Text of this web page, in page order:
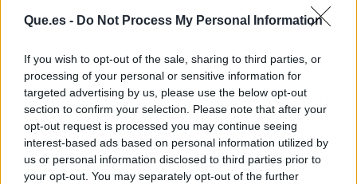
Que.es - Do Not Process My Personal Information
If you wish to opt-out of the sale, sharing to third parties, or
processing of your personal or sensitive information for
targeted advertising by us, please use the below opt-out
section to confirm your selection. Please note that after your
opt-out request is processed you may continue seeing
interest-based ads based on personal information utilized by
us or personal information disclosed to third parties prior to
your opt-out. You may separately opt-out of the further
quien fuera uno de los colaboradores estrella y
espacio de supervivencia en Honduras o los
debates de las tentaciones en la isla, decidió
elevar el tono de las críticas. Utilizando su perfil
oficial en la red social X, el tertuliano desplegó
toda su ironía para atacar sin piedad el estreno
vespertino.